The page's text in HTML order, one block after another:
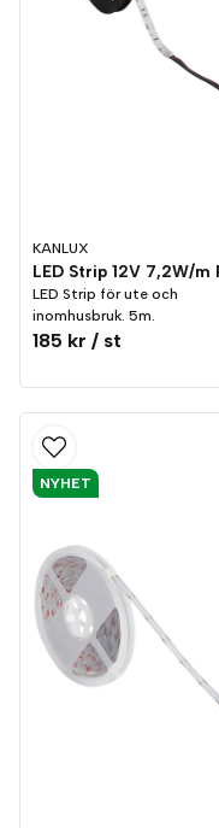
KANLUX
LED Strip för ute och
inomhusbruk. 5m.
185 kr / st
NYHET